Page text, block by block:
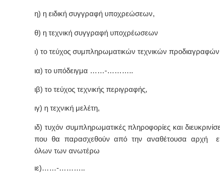
η) η ειδική συγγραφή υποχρεώσεων,
θ) η τεχνική συγγραφή υποχρέωσεων
ι) το τεύχος συμπληρωματικών τεχνικών
ια) το υπόδειγμα ……-………..
ιβ) το τεύχος τεχνικής περιγραφής,
ιγ) η τεχνική μελέτη,
ιδ) τυχόν συμπληρωματικές πληροφορίες και
που θα παρασχεθούν από την αναθέτουσα αρχή
όλων των ανωτέρω
ιε)……-………..